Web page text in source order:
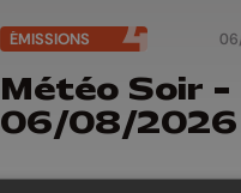
ÉMISSIONS
Météo Soir -
06/08/2026